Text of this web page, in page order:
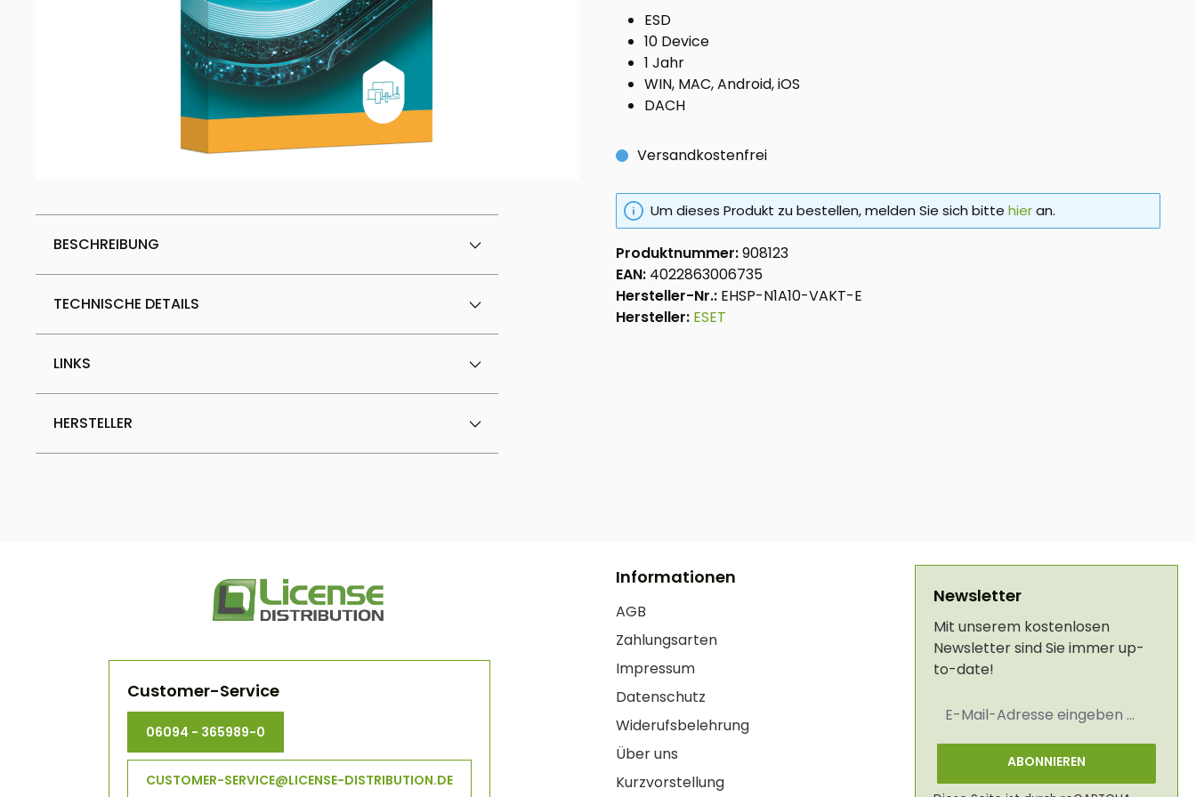
BESCHREIBUNG
TECHNISCHE DETAILS
LINKS
HERSTELLER
ESD
10 Device
1 Jahr
WIN, MAC, Android, iOS
DACH
Versandkostenfrei
Um dieses Produkt zu bestellen, melden Sie sich bitte hieran.
Produktnummer:908123
EAN: 4022863006735
Hersteller-Nr.: EHSP-N1A10-VAKT-E
Hersteller: ESET
Customer-Service
06094 - 365989-0
CUSTOMER-SERVICE@LICENSE-DISTRIBUTION.DE
Informationen
AGB
Zahlungsarten
Impressum
Datenschutz
Widerufsbelehrung
Über uns
Kurzvorstellung
Newsletter
Mit unserem kostenlosen
Newsletter sind Sie immer up-
to-date!
Mail-
ABONNIEREN